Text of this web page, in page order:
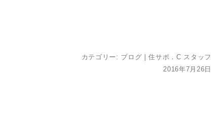
カテゴリー: ブログ |住サポ．C スタッフ
2016年7月26日